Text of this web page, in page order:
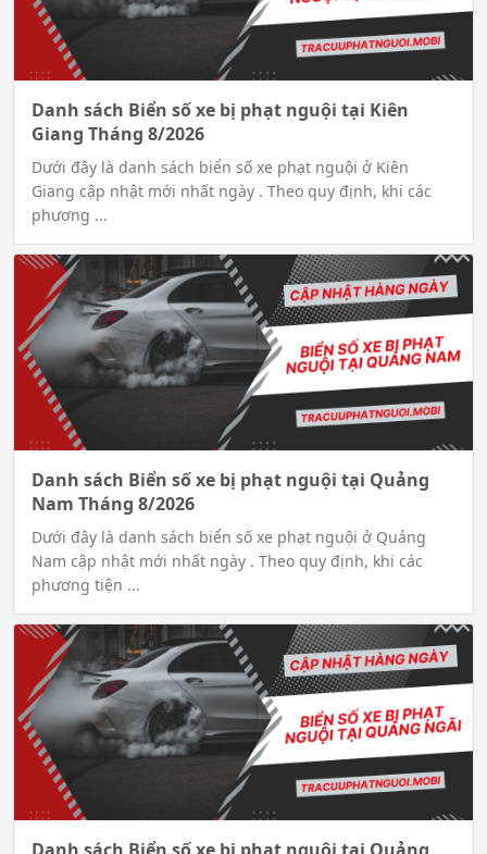
Danh sách Biển số xe bị phạt nguội tại Kiên
Giang Tháng 8/2026
Dưới đây là danh sách biển số xe phạt nguội ở Kiên
Giang cập nhật mới nhất ngày . Theo quy định, khi các
phương ...
Danh sách Biển số xe bị phạt nguội tại Quảng
Nam Tháng 8/2026
Dưới đây là danh sách biển số xe phạt nguội ở Quảng
Nam cập nhật mới nhất ngày . Theo quy định, khi các
phương tiện ...